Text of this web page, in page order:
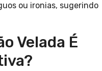
ou ironias, sugerindo
Velada É